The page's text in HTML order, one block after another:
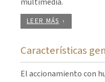
LEER MÁS
Características
El accionamiento con